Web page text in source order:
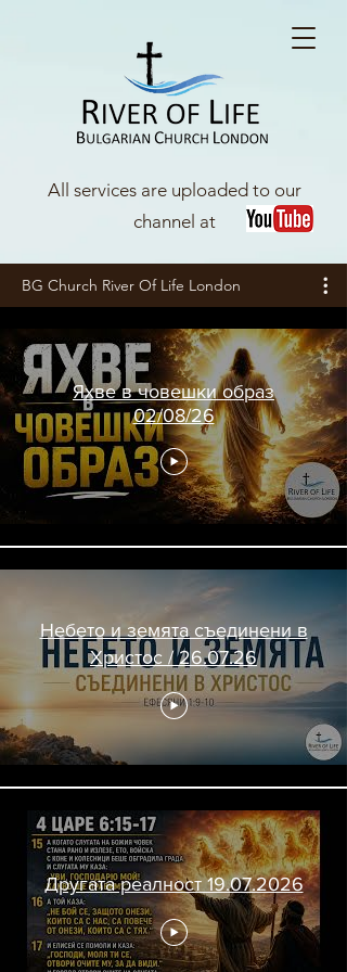
All services are uploaded to our
channel at
BG Church River Of Life London
Яхве в човешки образ
02/08/26
Небето и земята съединени в
Христос / 26.07.26
Другата реалност 19.07.2026